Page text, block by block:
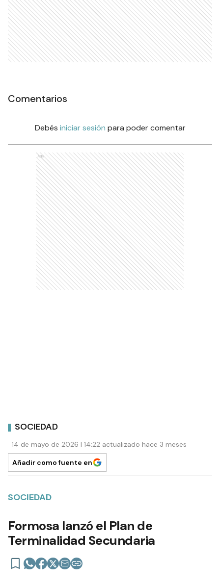
Comentarios
Debés iniciar sesión para poder comentar
Ads
SOCIEDAD
14 de mayo de 2026 | 14:22 actualizado hace 3 meses
Añadir como fuente en
SOCIEDAD
Formosa lanzó el Plan de
Terminalidad Secundaria